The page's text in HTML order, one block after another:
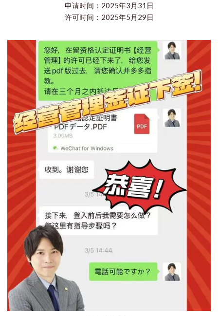
申请时间：2025年3月31日
许可时间：2025年5月29日